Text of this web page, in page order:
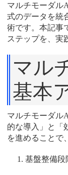
マルチモーダル
式のデータを統
術です。本記事
ステップを、実
マル
基本
マルチモーダル
的な導入」と「
を進めることで
基盤整備段